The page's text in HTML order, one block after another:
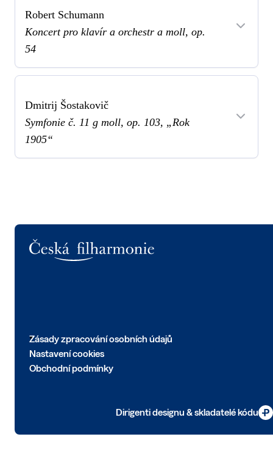
Robert Schumann
Koncert pro klavír a orchestr a moll, op.
54
Dmitrij Šostakovič
Symfonie č. 11 g moll, op. 103, „Rok
1905“
Zásady zpracování osobních údajů
Nastavení cookies
Obchodní podmínky
Dirigenti designu & skladatelé kódu